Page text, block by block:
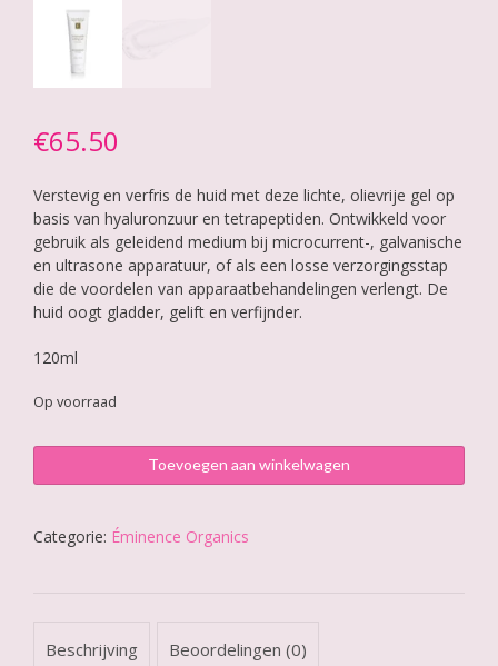
€65.50
Verstevig en verfris de huid met deze lichte, olievrije gel op
basis van hyaluronzuur en tetrapeptiden. Ontwikkeld voor
gebruik als geleidend medium bij microcurrent-, galvanische
en ultrasone apparatuur, of als een losse verzorgingsstap
die de voordelen van apparaatbehandelingen verlengt. De
huid oogt gladder, gelift en verfijnder.
120ml
Op voorraad
Tetrapeptide
Gel
aantal
Toevoegen aan winkelwagen
Categorie: Éminence Organics
Beschrijving Beoordelingen (0)